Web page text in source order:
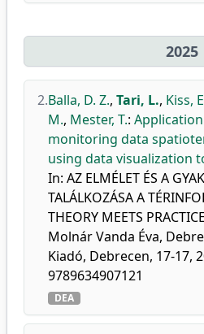
2025
2.Balla, D. Z., Tari, L., Kiss,
M., Mester, T.:
monitoring data
using data visualization
In: AZ ELMÉLET ÉS A
TALÁLKOZÁSA A
THEORY MEETS
Molnár Vanda Éva,
Kiadó, Debrecen, 17-17,
9789634907121
DEA